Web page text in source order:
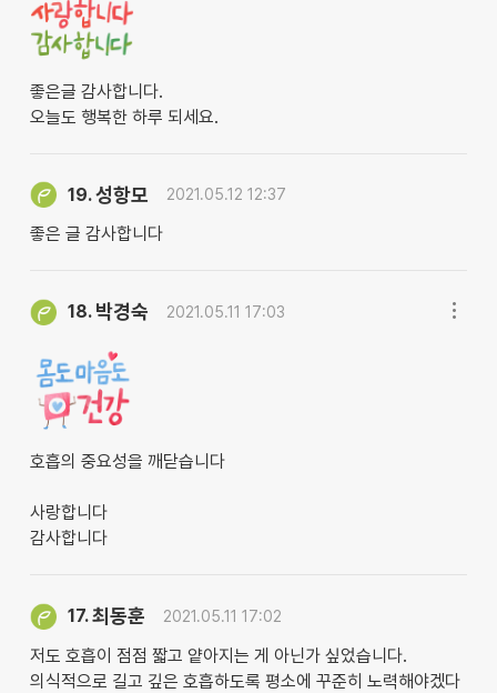
좋은글 감사합니다.
오늘도 행복한 하루 되세요.
19.성항모 2021.05.12 12:37
좋은 글 감사합니다
18. 박경숙 2021.05.11 17:03
호흡의 중요성을 깨닫습니다
사랑합니다
감사합니다
17.최동훈 2021.05.11 17:02
저도 호흡이 점점 짧고 얕아지는 게 아닌가 싶었습니다.
의식적으로 길고 깊은 호흡하도록 평소에 꾸준히 노력해야겠다